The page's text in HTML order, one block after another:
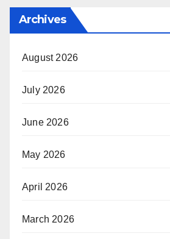
Archives
August 2026
July 2026
June 2026
May 2026
April 2026
March 2026